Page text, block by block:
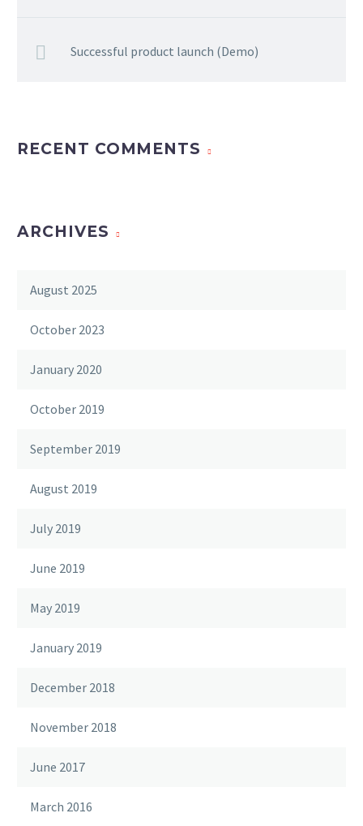
Successful product launch (Demo)
RECENT COMMENTS
ARCHIVES
August 2025
October 2023
January 2020
October 2019
September 2019
August 2019
July 2019
June 2019
May 2019
January 2019
December 2018
November 2018
June 2017
March 2016